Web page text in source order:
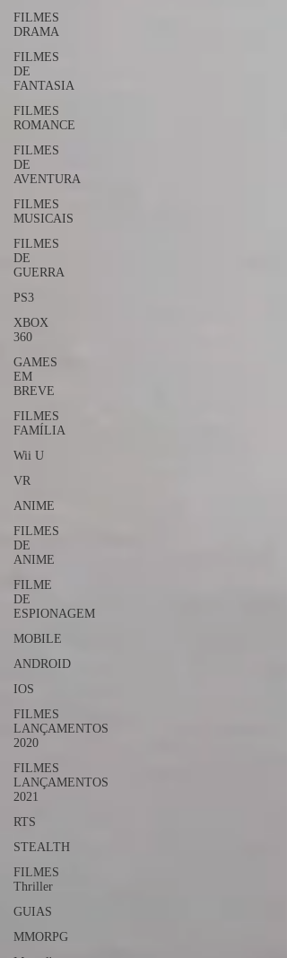
FILMES
DRAMA
FILMES
DE
FANTASIA
FILMES
ROMANCE
FILMES
DE
AVENTURA
FILMES
MUSICAIS
FILMES
DE
GUERRA
PS3
XBOX
360
GAMES
EM
BREVE
FILMES
FAMÍLIA
Wii U
VR
ANIME
FILMES
DE
ANIME
FILME
DE
ESPIONAGEM
MOBILE
ANDROID
IOS
FILMES
LANÇAMENTOS
2020
FILMES
LANÇAMENTOS
2021
RTS
STEALTH
FILMES
Thriller
GUIAS
MMORPG